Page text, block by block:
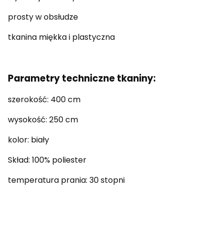
prosty w obsłudze
tkanina miękka i plastyczna
Parametry techniczne tkaniny:
szerokość: 400 cm
wysokość: 250 cm
kolor: biały
Skład: 100% poliester
temperatura prania: 30 stopni